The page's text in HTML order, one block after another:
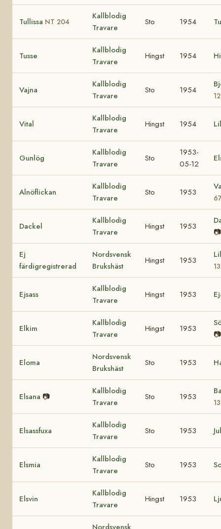
Tullissa NT 204
Kallblodig
Travare
Sto 1954
Tusse
Kallblodig
Travare
Hingst 1954
Vajna
Kallblodig
Travare
Sto 1954
Vital
Kallblodig
Travare
Hingst 1954
Gunlög
Kallblodig
Travare
Sto
1953-
05-12
Alnöflickan
Kallblodig
Travare
Sto 1953
Dackel
Kallblodig
Travare
Hingst 1953
📷
Ej
färdigregistrerad
Nordsvensk
Brukshäst
Hingst 1953
Ejsass
Kallblodig
Travare
Hingst 1953
Elkim
Kallblodig
Travare
Hingst 1953
📷
Eloma
Nordsvensk
Brukshäst
Sto 1953
Elsana 📷
Kallblodig
Travare
Sto 1953
Elsassfuxa
Kallblodig
Travare
Sto 1953
Elsmia
Kallblodig
Travare
Sto 1953
Elsvin
Kallblodig
Travare
Hingst 1953